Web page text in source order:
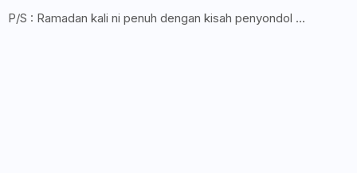
P/S : Ramadan kali ni penuh dengan kisah penyondol ...